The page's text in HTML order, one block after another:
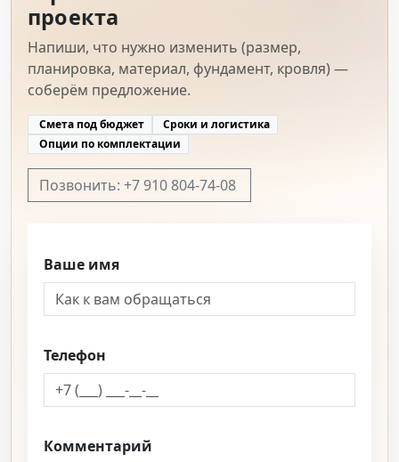
проекта
Напиши, что нужно изменить (размер,
планировка, материал, фундамент, кровля) —
соберём предложение.
Смета под бюджет
Сроки и логистика
Опции по комплектации
Позвонить: +7 910 804-74-08
Ваше имя
Телефон
Комментарий